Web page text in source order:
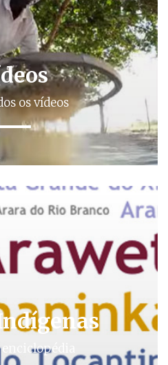
os vídeos
enciclopédia